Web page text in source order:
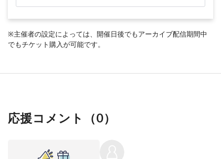
※主催者の設定によっては、開催日後でもアーカイブ配信期間中
でもチケット購入が可能です。
応援コメント（0）